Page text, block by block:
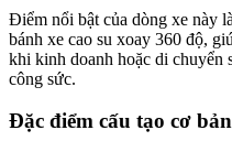
Điểm nổi bật của dòng xe này
bánh xe cao su xoay 360 độ,
khi kinh doanh hoặc di chuyển
công sức.
Đặc điểm cấu tạo cơ bản